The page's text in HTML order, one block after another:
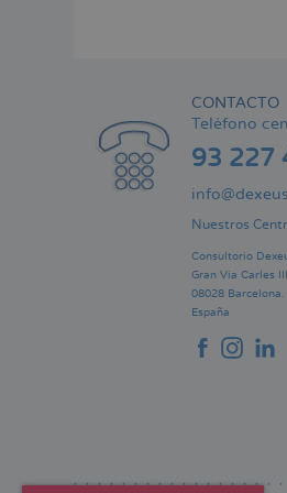
CONTACTO
Teléfono
93 227
Nuestros
Consultorio
Gran Via Carles
08028 Barcelona.
España